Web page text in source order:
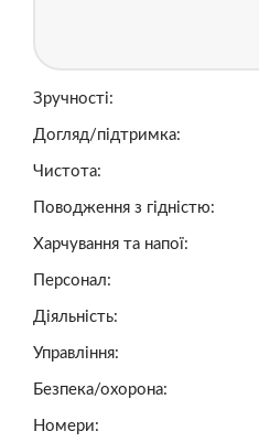
Зручності:
Догляд/підтримка:
Чистота:
Поводження з гідністю:
Харчування та напої:
Персонал:
Діяльність:
Управління:
Безпека/охорона:
Номери: